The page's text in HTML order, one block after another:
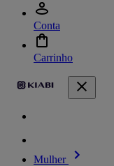
Conta
Carrinho
Mulher